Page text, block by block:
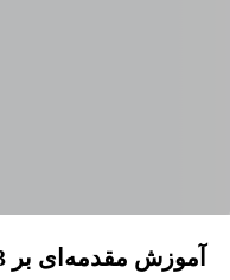
آموزش مقدمه‌ای بر CSS3